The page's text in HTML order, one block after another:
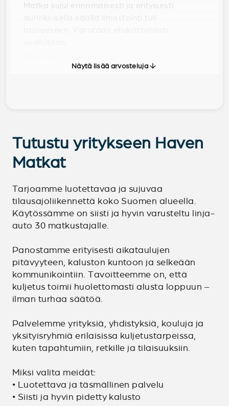
Matka sujui erinomaisesti ja erityisesti
Näytä lisää arvosteluja
Tutustu yritykseen Haven
Matkat
Tarjoamme luotettavaa ja sujuvaa
tilausajoliikennettä koko Suomen alueella.
Käytössämme on siisti ja hyvin varusteltu linja-
auto 30 matkustajalle.
Panostamme erityisesti aikataulujen
pitävyyteen, kaluston kuntoon ja selkeään
kommunikointiin. Tavoitteemme on, että
kuljetus toimii huolettomasti alusta loppuun –
ilman turhaa säätöä.
Palvelemme yrityksiä, yhdistyksiä, kouluja ja
yksityisryhmiä erilaisissa kuljetustarpeissa,
kuten tapahtumiin, retkille ja tilaisuuksiin.
Miksi valita meidät:
• Luotettava ja täsmällinen palvelu
• Siisti ja hyvin pidetty kalusto